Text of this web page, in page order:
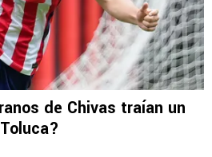
de Chivas traían un